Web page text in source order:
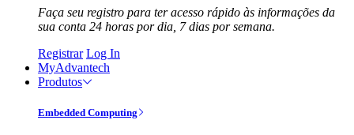
Faça seu registro para ter acesso rápido às informações da
sua conta 24 horas por dia, 7 dias por semana.
Registrar Log In
MyAdvantech
Produtos
Embedded Computing